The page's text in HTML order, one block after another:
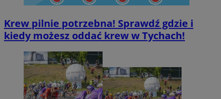
Krew pilnie potrzebna! Sprawdź gdzie i
kiedy możesz oddać krew w Tychach!